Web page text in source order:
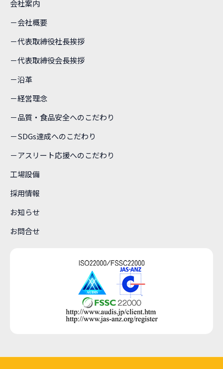
会社案内
－会社概要
－代表取締役社長挨拶
－代表取締役会長挨拶
－沿革
－経営理念
－品質・食品安全へのこだわり
－SDGs達成へのこだわり
－アスリート応援へのこだわり
工場設備
採用情報
お知らせ
お問合せ